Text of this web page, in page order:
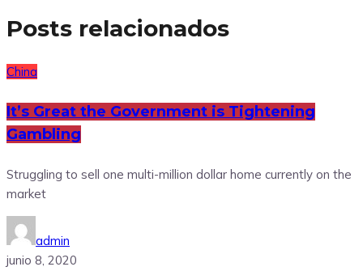
Posts relacionados
China
It’s Great the Government is Tightening
Gambling
Struggling to sell one multi-million dollar home currently on the
market
admin
junio 8, 2020